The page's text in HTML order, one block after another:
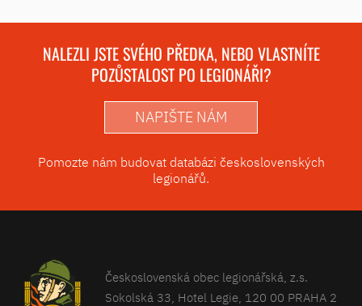
NALEZLI JSTE SVÉHO PŘEDKA, NEBO VLASTNÍTE
POZŮSTALOST PO LEGIONÁŘI?
NAPIŠTE NÁM
Pomozte nám budovat databázi československých
legionářů.
Československá obec legionářská, z.s.
Sokolská 33, Hotel Legie, 120 00 PRAHA 2